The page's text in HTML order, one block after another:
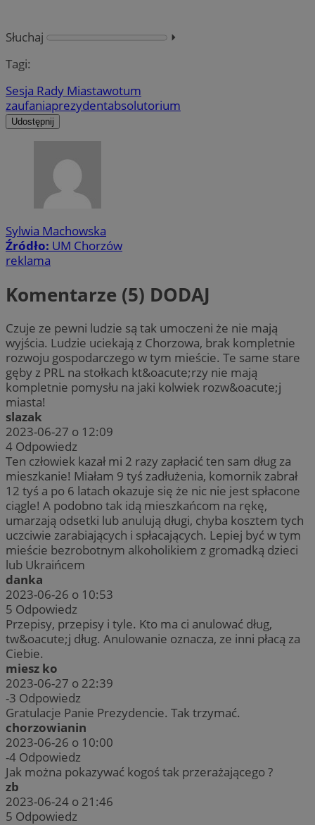
Słuchaj
⏵︎
Tagi:
Sesja Rady Miastawotum
zaufaniaprezydentabsolutorium
Udostępnij
Sylwia Machowska
Źródło: UM Chorzów
reklama
Komentarze (5) DODAJ
Czuje ze pewni ludzie są tak umoczeni że nie mają
wyjścia. Ludzie uciekają z Chorzowa, brak kompletnie
rozwoju gospodarczego w tym mieście. Te same stare
gęby z PRL na stołkach kt&oacute;rzy nie mają
kompletnie pomysłu na jaki kolwiek rozw&oacute;j
miasta!
slazak
2023-06-27 o 12:09
4 Odpowiedz
Ten człowiek kazał mi 2 razy zapłacić ten sam dług za
mieszkanie! Miałam 9 tyś zadłużenia, komornik zabrał
12 tyś a po 6 latach okazuje się że nic nie jest spłacone
ciągle! A podobno tak idą mieszkańcom na rękę,
umarzają odsetki lub anulują długi, chyba kosztem tych
uczciwie zarabiających i spłacających. Lepiej być w tym
mieście bezrobotnym alkoholikiem z gromadką dzieci
lub Ukraińcem
danka
2023-06-26 o 10:53
5 Odpowiedz
Przepisy, przepisy i tyle. Kto ma ci anulować dług,
tw&oacute;j dług. Anulowanie oznacza, ze inni płacą za
Ciebie.
miesz ko
2023-06-27 o 22:39
-3 Odpowiedz
Gratulacje Panie Prezydencie. Tak trzymać.
chorzowianin
2023-06-26 o 10:00
-4 Odpowiedz
Jak można pokazywać kogoś tak przerażającego ?
zb
2023-06-24 o 21:46
5 Odpowiedz